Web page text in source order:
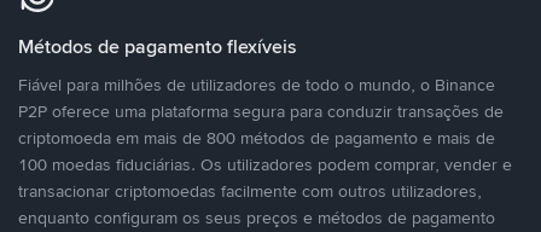
Métodos de pagamento flexíveis
Fiável para milhões de utilizadores de todo o mundo, o Binance
P2P oferece uma plataforma segura para conduzir transações de
criptomoeda em mais de 800 métodos de pagamento e mais de
100 moedas fiduciárias. Os utilizadores podem comprar, vender e
transacionar criptomoedas facilmente com outros utilizadores,
enquanto configuram os seus preços e métodos de pagamento